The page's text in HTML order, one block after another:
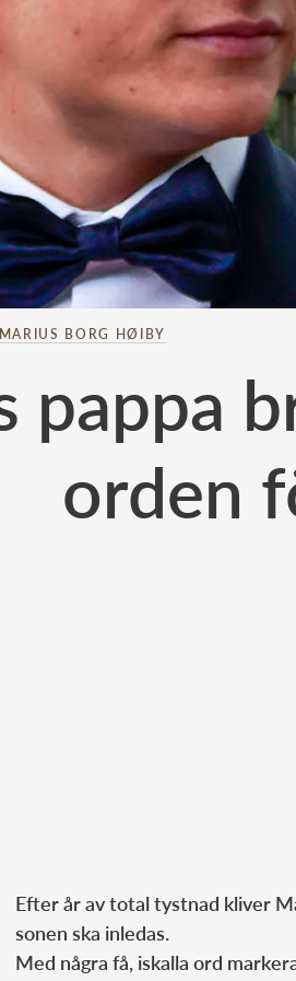
MARIUS BORG HØIBY
pappa
orden
Efter år av total tystnad kliver
sonen ska inledas.
Med några få, iskalla ord